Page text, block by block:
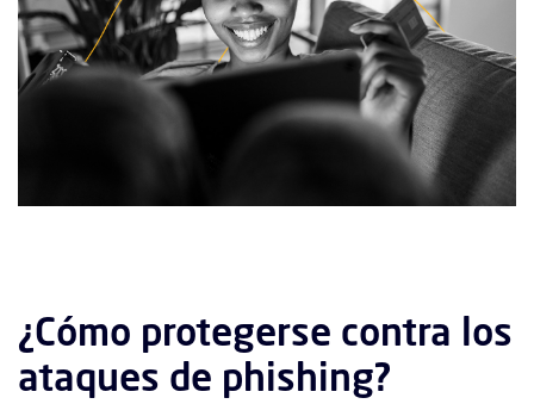
¿Cómo protegerse contra los
ataques de phishing?